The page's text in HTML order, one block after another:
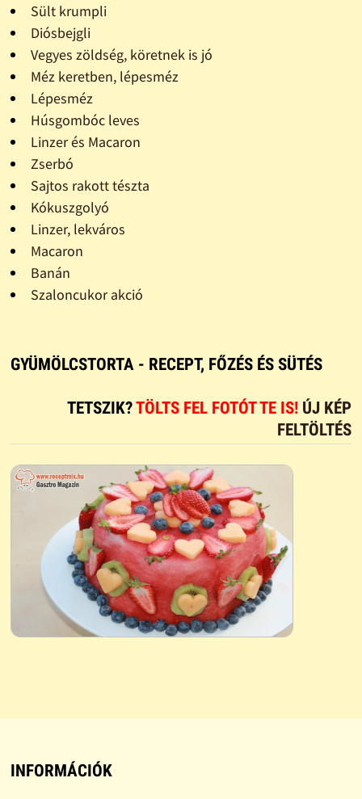
Sült krumpli
Diósbejgli
Vegyes zöldség, köretnek is jó
Méz keretben, lépesméz
Lépesméz
Húsgombóc leves
Linzer és Macaron
Zserbó
Sajtos rakott tészta
Kókuszgolyó
Linzer, lekváros
Macaron
Banán
Szaloncukor akció
GYÜMÖLCSTORTA - RECEPT, FŐZÉS ÉS SÜTÉS
TETSZIK?TÖLTS FEL FOTÓT TE IS! ÚJ KÉP
FELTÖLTÉS
INFORMÁCIÓK